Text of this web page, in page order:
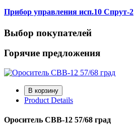
Прибор управления исп.10 Спрут-2
Выбор покупателей
Горячие предложения
Product Details
Ороситель СВВ-12 57/68 град